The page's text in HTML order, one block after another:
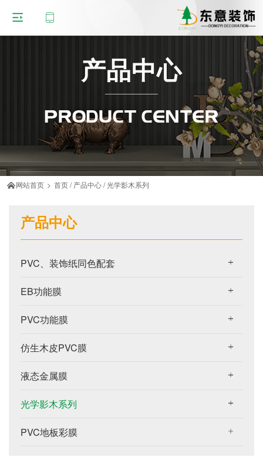
产品中心
PRODUCT CENTER
网站首页 > 首页/产品中心/光学影木系列
产品中心
PVC、装饰纸同色配套
EB功能膜
PVC功能膜
仿生木皮PVC膜
液态金属膜
光学影木系列
PVC地板彩膜